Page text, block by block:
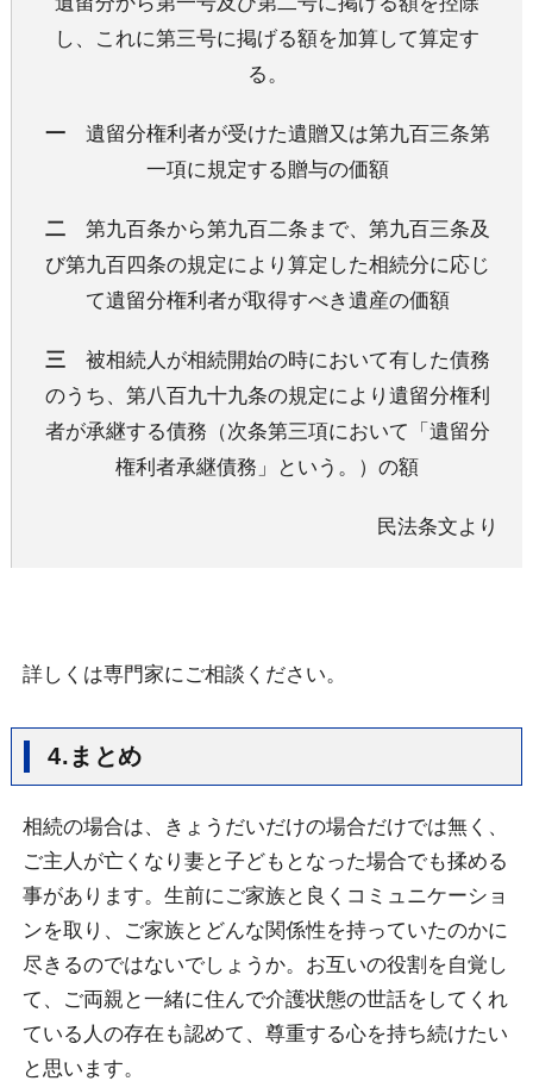
し、これに第三号に掲げる額を加算して算定す
る。
一遺留分権利者が受けた遺贈又は第九百三条第
一項に規定する贈与の価額
二第九百条から第九百二条まで、第九百三条及
び第九百四条の規定により算定した相続分に応じ
て遺留分権利者が取得すべき遺産の価額
三 被相続人が相続開始の時において有した債務
のうち、第八百九十九条の規定により遺留分権利
者が承継する債務（次条第三項において「遺留分
権利者承継債務」という。）の額
民法条文より
詳しくは専門家にご相談ください。
4.まとめ
相続の場合は、きょうだいだけの場合だけでは無く、
ご主人が亡くなり妻と子どもとなった場合でも揉める
事があります。生前にご家族と良くコミュニケーショ
ンを取り、ご家族とどんな関係性を持っていたのかに
尽きるのではないでしょうか。お互いの役割を自覚し
て、ご両親と一緒に住んで介護状態の世話をしてくれ
ている人の存在も認めて、尊重する心を持ち続けたい
と思います。